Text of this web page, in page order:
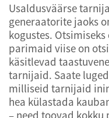
Usaldusväärse
generaatorite jaoks
kogustes.
parimaid viise on
käsitlevad
tarnijaid. Saate
milliseid tarnijaid
hea külastada
– need toovad